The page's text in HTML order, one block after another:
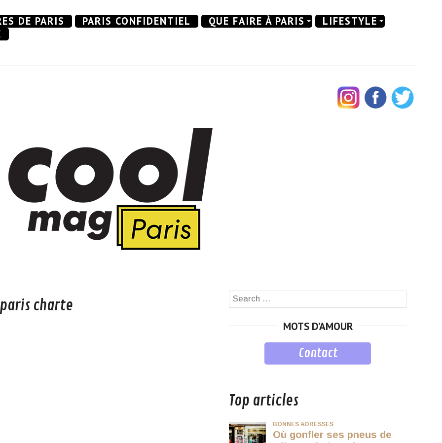
DE PARIS PARIS CONFIDENTIEL QUE FAIRE À PARIS
LIFESTYLE
charte
Search
MOTS D’AMOUR
Contact
Top articles